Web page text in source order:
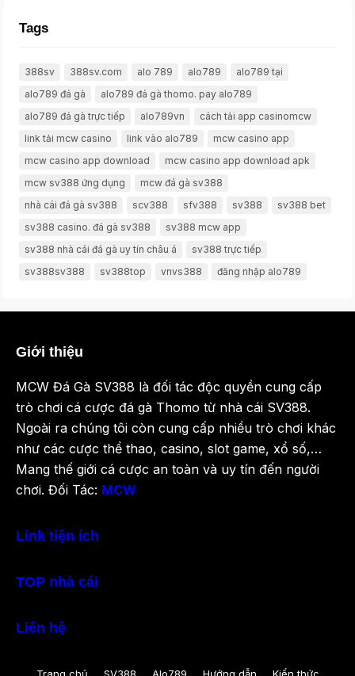
Tags
388sv 388sv.com alo 789 alo789
alo789 tại
alo789 đá gà
alo789 đá gà thomo. pay alo789
alo789 đá gà trực tiếp
alo789vn
cách tải app casinomcw
link tải mcw casino
link vào alo789
mcw casino app
mcw casino app download
mcw casino app download apk
mcw sv388 ứng dụng
mcw đá gà sv388
nhà cái đá gà sv388
scv388 sfv388 sv388
sv388 bet
sv388 casino. đá gà sv388
sv388 mcw app
sv388 nhà cái đá gà uy tín châu á
sv388 trực tiếp
sv388sv388
sv388top vnvs388 đăng nhập alo789
Giới thiệu
MCW Đá Gà SV388 là đối tác độc quyền cung cấp
trò chơi cá cược đá gà Thomo từ nhà cái SV388.
Ngoài ra chúng tôi còn cung cấp nhiều trò chơi khác
như các cược thể thao, casino, slot game, xổ số,…
Mang thế giới cá cược an toàn và uy tín đến người
chơi. Đối Tác: MCW
Link tiện ích
TOP nhà cái
Liên hệ
Trang chủ SV388 Alo789 Hướng dẫn Kiến thức